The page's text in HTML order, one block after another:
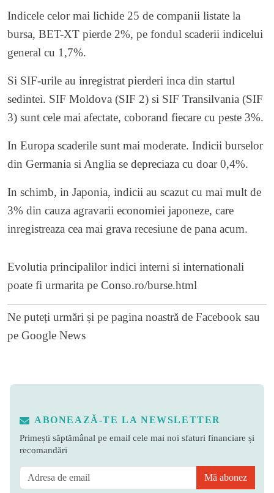
Indicele celor mai lichide 25 de companii listate la
bursa, BET-XT pierde 2%, pe fondul scaderii indicelui
general cu 1,7%.
Si SIF-urile au inregistrat pierderi inca din startul
sedintei. SIF Moldova (SIF 2) si SIF Transilvania (SIF
3) sunt cele mai afectate, coborand fiecare cu peste 3%.
In Europa scaderile sunt mai moderate. Indicii burselor
din Germania si Anglia se depreciaza cu doar 0,4%.
In schimb, in Japonia, indicii au scazut cu mai mult de
3% din cauza agravarii economiei japoneze, care
inregistreaza cea mai grava recesiune de pana acum.
Evolutia principalilor indici interni si internationali
poate fi urmarita pe Conso.ro/burse.html
Ne puteți urmări și pe pagina noastră de Facebook sau
pe Google News
ABONEAZĂ-TE LA NEWSLETTER
Primești săptămânal pe email cele mai noi sfaturi financiare și
recomandări
Mă abonez